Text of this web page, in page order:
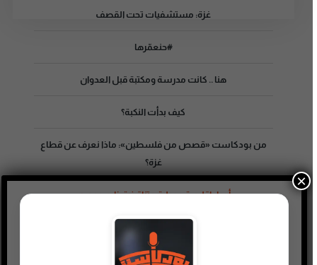
غزة: مستشفيات تحت القصف
#حنعمّرها
هنا .. كانت مدرسة ومكتبة قبل العدوان
كيف بدأت النكبة؟
من بودكاست «قصص من فلسطين»: ماذا نعرف عن قطاع
غزة؟
أدوار إقليمية ودولية متناقضة ذات وجهين
أهل غزة يقرعون جدران الخزان
×